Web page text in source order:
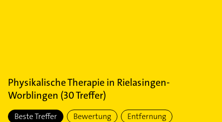
Physikalische Therapiein Rielasingen-
Worblingen (30Treffer)
Beste Treffer Bewertung Entfernung